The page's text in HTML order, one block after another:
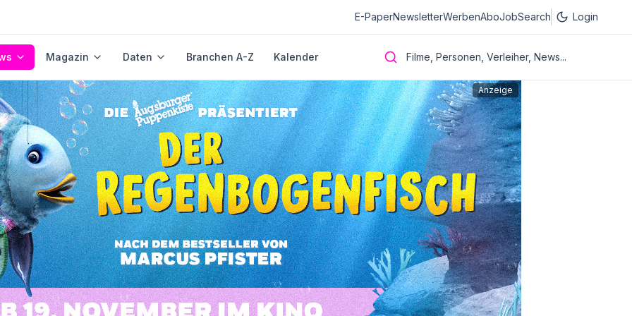
E-PaperNewsletterWerbenAboJobSearch Login
Magazin Daten Branchen A-Z Kalender Filme, Personen, Verleiher, News...
Anzeige